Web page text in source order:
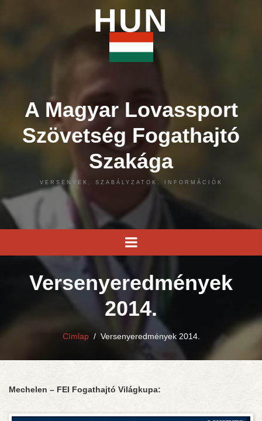
HUN
A Magyar Lovassport
Szövetség Fogathajtó
Szakága
VERSENYEK, SZABÁLYZATOK, INFORMÁCIÓK
Versenyeredmények
2014.
Címlap/ Versenyeredmények 2014.
Mechelen – FEI Fogathajtó Világkupa: